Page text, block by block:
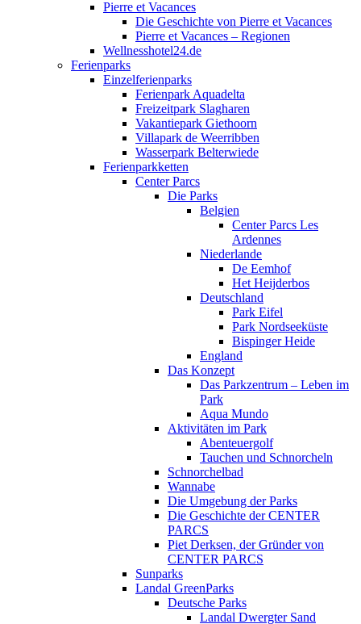
Pierre et Vacances
Die Geschichte von Pierre et Vacances
Pierre et Vacances – Regionen
Wellnesshotel24.de
Ferienparks
Einzelferienparks
Ferienpark Aquadelta
Freizeitpark Slagharen
Vakantiepark Giethoorn
Villapark de Weerribben
Wasserpark Belterwiede
Ferienparkketten
Center Parcs
Die Parks
Belgien
Center Parcs Les
Ardennes
Niederlande
De Eemhof
Het Heijderbos
Deutschland
Park Eifel
Park Nordseeküste
Bispinger Heide
England
Das Konzept
Das Parkzentrum – Leben im
Park
Aqua Mundo
Aktivitäten im Park
Abenteuergolf
Tauchen und Schnorcheln
Schnorchelbad
Wannabe
Die Umgebung der Parks
Die Geschichte der CENTER
PARCS
Piet Derksen, der Gründer von
CENTER PARCS
Sunparks
Landal GreenParks
Deutsche Parks
Landal Dwergter Sand